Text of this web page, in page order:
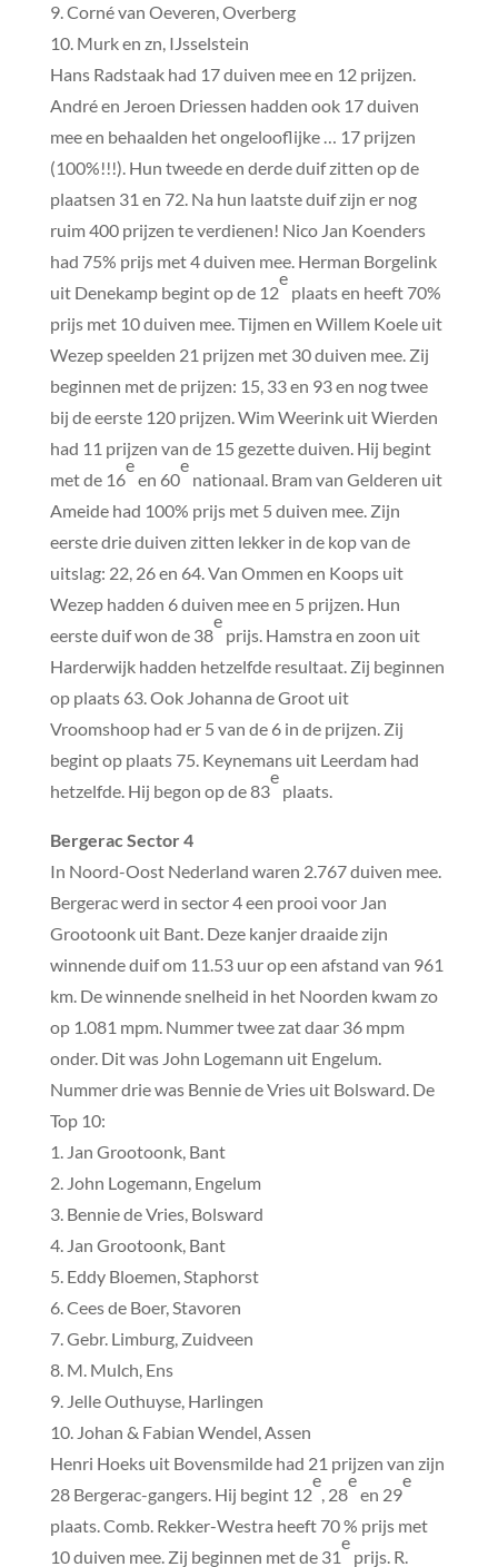
9. Corné van Oeveren, Overberg
10. Murk en zn, IJsselstein
Hans Radstaak had 17 duiven mee en 12 prijzen.
André en Jeroen Driessen hadden ook 17 duiven
mee en behaalden het ongelooflijke … 17 prijzen
(100%!!!). Hun tweede en derde duif zitten op de
plaatsen 31 en 72. Na hun laatste duif zijn er nog
ruim 400 prijzen te verdienen! Nico Jan Koenders
had 75% prijs met 4 duiven mee. Herman Borgelink
uit Denekamp begint op de 12
e
plaats en heeft 70%
prijs met 10 duiven mee. Tijmen en Willem Koele uit
Wezep speelden 21 prijzen met 30 duiven mee. Zij
beginnen met de prijzen: 15, 33 en 93 en nog twee
bij de eerste 120 prijzen. Wim Weerink uit Wierden
had 11 prijzen van de 15 gezette duiven. Hij begint
met de 16
e
en 60
e
nationaal. Bram van Gelderen uit
Ameide had 100% prijs met 5 duiven mee. Zijn
eerste drie duiven zitten lekker in de kop van de
uitslag: 22, 26 en 64. Van Ommen en Koops uit
Wezep hadden 6 duiven mee en 5 prijzen. Hun
eerste duif won de 38
e
prijs. Hamstra en zoon uit
Harderwijk hadden hetzelfde resultaat. Zij beginnen
op plaats 63. Ook Johanna de Groot uit
Vroomshoop had er 5 van de 6 in de prijzen. Zij
begint op plaats 75. Keynemans uit Leerdam had
hetzelfde. Hij begon op de 83
e
plaats.
Bergerac Sector 4
In Noord-Oost Nederland waren 2.767 duiven mee.
Bergerac werd in sector 4 een prooi voor Jan
Grootoonk uit Bant. Deze kanjer draaide zijn
winnende duif om 11.53 uur op een afstand van 961
km. De winnende snelheid in het Noorden kwam zo
op 1.081 mpm. Nummer twee zat daar 36 mpm
onder. Dit was John Logemann uit Engelum.
Nummer drie was Bennie de Vries uit Bolsward. De
Top 10:
1. Jan Grootoonk, Bant
2. John Logemann, Engelum
3. Bennie de Vries, Bolsward
4. Jan Grootoonk, Bant
5. Eddy Bloemen, Staphorst
6. Cees de Boer, Stavoren
7. Gebr. Limburg, Zuidveen
8. M. Mulch, Ens
9. Jelle Outhuyse, Harlingen
10. Johan & Fabian Wendel, Assen
Henri Hoeks uit Bovensmilde had 21 prijzen van zijn
28 Bergerac-gangers. Hij begint 12
e
, 28
e
en 29
e
plaats. Comb. Rekker-Westra heeft 70 % prijs met
10 duiven mee. Zij beginnen met de 31
e
prijs. R.